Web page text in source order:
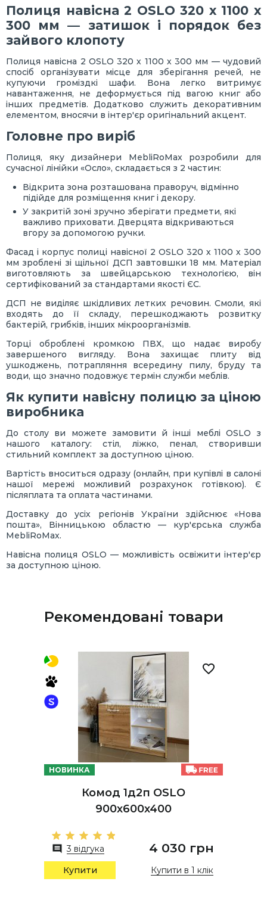
Полиця навісна 2 OSLO 320 х 1100 х
300 мм — затишок і порядок без
зайвого клопоту
Полиця навісна 2 OSLO 320 х 1100 х 300 мм — чудовий
спосіб організувати місце для зберігання речей, не
купуючи громіздкі шафи. Вона легко витримує
навантаження, не деформується під вагою книг або
інших предметів. Додатково служить декоративним
елементом, вносячи в інтер'єр оригінальний акцент.
Головне про виріб
Полиця, яку дизайнери MebliRoMax розробили для
сучасної лінійки «Осло», складається з 2 частин:
Відкрита зона розташована праворуч, відмінно
підійде для розміщення книг і декору.
У закритій зоні зручно зберігати предмети, які
важливо приховати. Дверцята відкриваються
вгору за допомогою ручки.
Фасад і корпус полиці навісної 2 OSLO 320 х 1100 х 300
мм зроблені зі щільної ДСП завтовшки 18 мм. Матеріал
виготовляють за швейцарською технологією, він
сертифікований за стандартами якості ЄС.
ДСП не виділяє шкідливих летких речовин. Смоли, які
входять до її складу, перешкоджають розвитку
бактерій, грибків, інших мікроорганізмів.
Торці оброблені кромкою ПВХ, що надає виробу
завершеного вигляду. Вона захищає плиту від
ушкоджень, потрапляння всередину пилу, бруду та
води, що значно подовжує термін служби меблів.
Як купити навісну полицю за ціною
виробника
До столу ви можете замовити й інші меблі OSLO з
нашого каталогу: стіл, ліжко, пенал, створивши
стильний комплект за доступною ціною.
Вартість вноситься одразу (онлайн, при купівлі в салоні
нашої мережі можливий розрахунок готівкою). Є
післяплата та оплата частинами.
Доставку до усіх регіонів України здійснює «Нова
пошта», Вінницькою областю — кур'єрська служба
MebliRoMax.
Навісна полиця OSLO — можливість освіжити інтер'єр
за доступною ціною.
Рекомендовані товари
НОВИНКА
Комод 1д2п OSLO
900х600х400
3 відгука 4 030 грн
Купити Купити в 1 клік